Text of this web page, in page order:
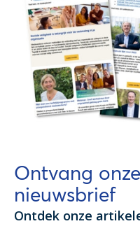
Ontvang
nieuwsbrief
Ontdek onze